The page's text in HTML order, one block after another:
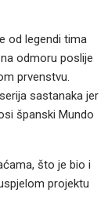
od legendi tima
odmoru poslije
prvenstvu.
sastanaka jer
španski Mundo
što je bio i
projektu